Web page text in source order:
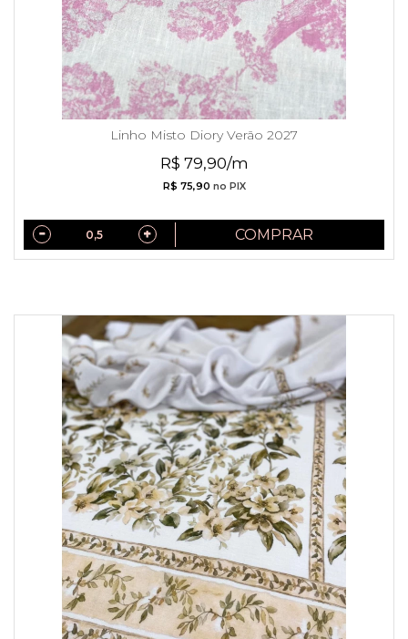
Linho Misto Diory Verão 2027
R$ 79,90/m
R$ 75,90 no PIX
COMPRAR